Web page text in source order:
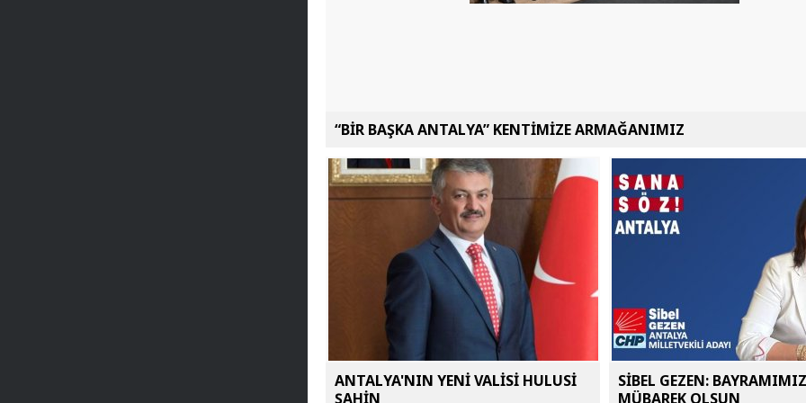
“BİR BAŞKA ANTALYA” KENTİMİZE ARMAĞANIMIZ
ANTALYA'NIN YENİ VALİSİ HULUSİ
ŞAHİN
SİBEL GEZEN: BAYRAMIMIZ
MÜBAREK OLSUN